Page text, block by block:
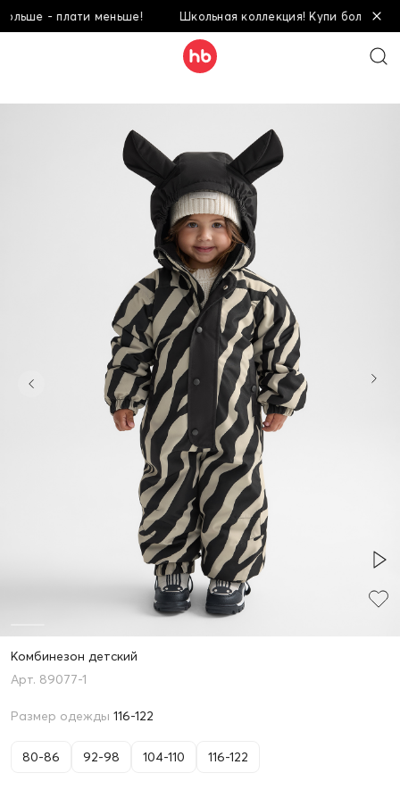
- плати меньше! Школьная коллекция! Купи больше -
Комбинезон детский
89077-1
Размер одежды 116-122
80-86 92-98 104-110 116-122